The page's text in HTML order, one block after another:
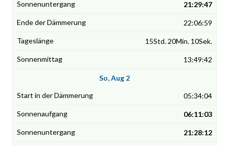
21:29:47
22:06:59
15Std. 20Min. 10Sek.
13:49:42
So, Aug 2
05:34:04
06:11:03
21:28:12